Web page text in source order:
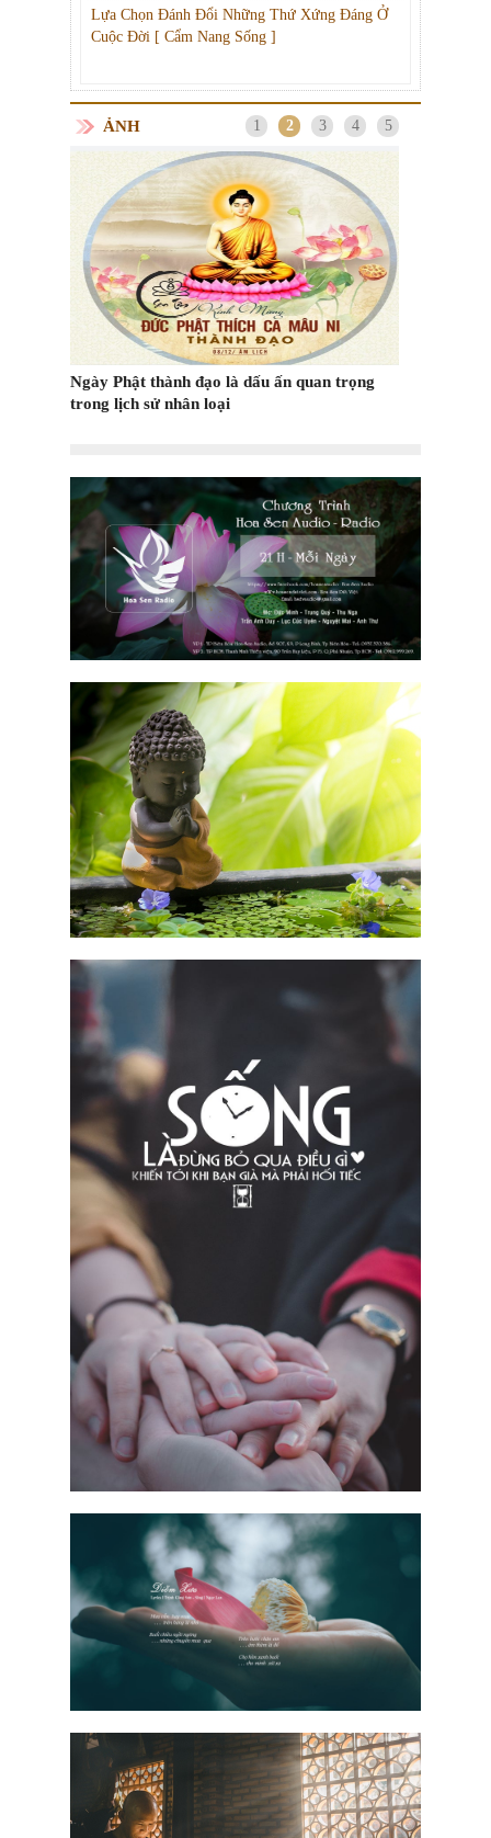
Lựa Chọn Đánh Đổi Những Thứ Xứng Đáng Ở
Cuộc Đời [ Cẩm Nang Sống ]
ẢNH
quan trọng
Thư mời Chương Trình Tiệc Chay Thiện
Nguyện Một Nụ Cười Triệu Trái Tim "Trung
Tâm Nhân Đạo Hoa Sen"
1 2 3 4 5